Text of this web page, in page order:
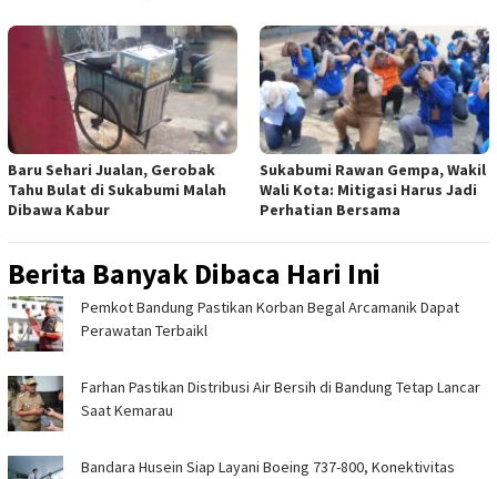
Baru Sehari Jualan, Gerobak
Tahu Bulat di Sukabumi Malah
Dibawa Kabur
Sukabumi Rawan Gempa, Wakil
Wali Kota: Mitigasi Harus Jadi
Perhatian Bersama
Berita Banyak Dibaca Hari Ini
Pemkot Bandung Pastikan Korban Begal Arcamanik Dapat
Perawatan Terbaikl
Farhan Pastikan Distribusi Air Bersih di Bandung Tetap Lancar
Saat Kemarau
Bandara Husein Siap Layani Boeing 737-800, Konektivitas